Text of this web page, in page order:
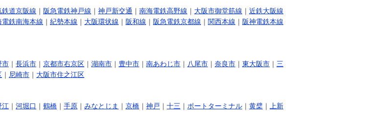
道京阪線 ｜ 阪急電鉄神戸線 ｜ 神戸新交通 ｜ 南海電鉄高野線 ｜ 大阪市御堂筋線 ｜ 近鉄大阪線
電鉄南海本線 ｜ 紀勢本線 ｜ 大阪環状線 ｜ 阪和線 ｜ 阪急電鉄京都線 ｜ 関西本線 ｜ 阪神電鉄本線
市 ｜ 長浜市 ｜ 京都市右京区 ｜ 湖南市 ｜ 豊中市 ｜ 南あわじ市 ｜ 八尾市 ｜ 奈良市 ｜ 東大阪市 ｜ 三
｜ 尼崎市 ｜ 大阪市住之江区
江 ｜ 河堀口 ｜ 鶴橋 ｜ 手原 ｜ みなとじま ｜ 京橋 ｜ 神戸 ｜ 十三 ｜ ポートターミナル ｜ 黄檗 ｜
上新